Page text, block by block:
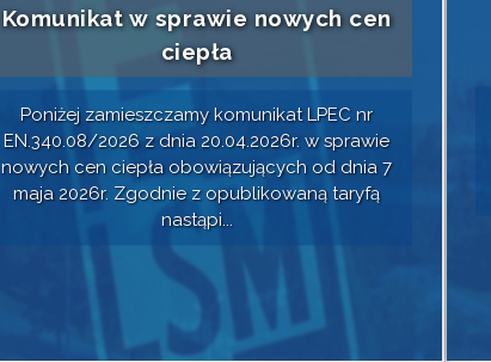
Komunikat w sprawie nowych cen
ciepła
Poniżej zamieszczamy komunikat LPEC nr
EN.340.08/2026 z dnia 20.04.2026r. w sprawie
nowych cen ciepła obowiązujących od dnia 7
maja 2026r. Zgodnie z opublikowaną taryfą
nastąpi...